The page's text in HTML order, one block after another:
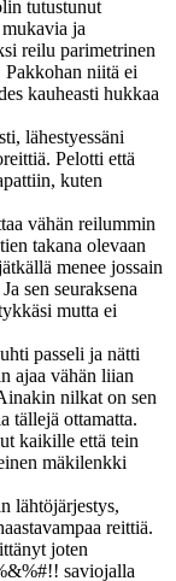
tutustunut
ja
reilu parimetrinen
niitä ei
kauheasti hukkaa
lähestyessäni
Pelotti että
kuten
vähän reilummin
takana olevaan
menee jossain
sen seuraksena
mutta ei
passeli ja nätti
ajaa vähän liian
nilkat on sen
tällejä ottamatta.
kaikille että tein
mäkilenkki
lähtöjärjestys,
reittiä.
joten
saviojalla